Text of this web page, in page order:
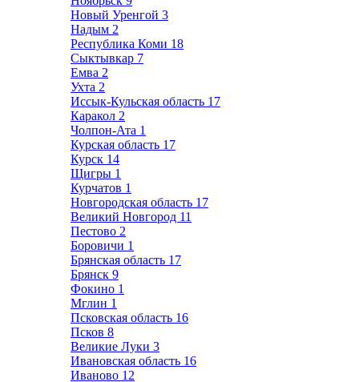
Новый Уренгой 3
Надым 2
Республика Коми 18
Сыктывкар 7
Емва 2
Ухта 2
Иссык-Кульская область 17
Каракол 2
Чолпон-Ата 1
Курская область 17
Курск 14
Щигры 1
Курчатов 1
Новгородская область 17
Великий Новгород 11
Пестово 2
Боровичи 1
Брянская область 17
Брянск 9
Фокино 1
Мглин 1
Псковская область 16
Псков 8
Великие Луки 3
Ивановская область 16
Иваново 12